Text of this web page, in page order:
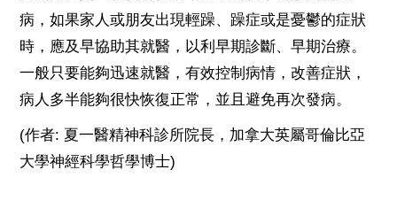
病，如果家人或朋友出現輕躁、躁症或是憂鬱的症狀
時，應及早協助其就醫，以利早期診斷、早期治療。
一般只要能夠迅速就醫，有效控制病情，改善症狀，
病人多半能夠很快恢復正常，並且避免再次發病。
(作者: 夏一醫精神科診所院長，加拿大英屬哥倫比亞
大學神經科學哲學博士)